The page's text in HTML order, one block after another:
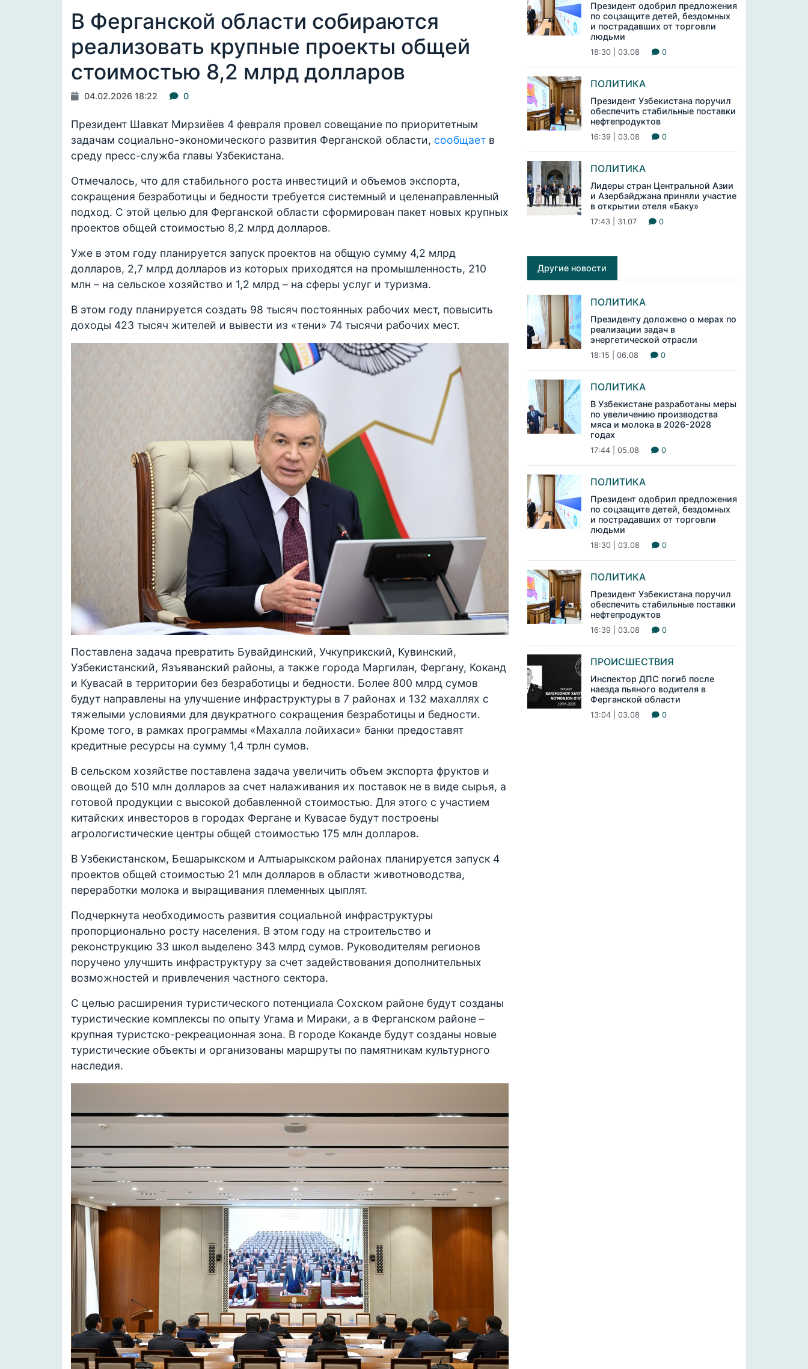
В Ферганской области собираются
реализовать крупные проекты общей
стоимостью 8,2 млрд долларов
04.02.2026 18:22 0
Президент Шавкат Мирзиёев 4 февраля провел совещание по приоритетным
задачам социально-экономического развития Ферганской области, сообщает в
среду пресс-служба главы Узбекистана.
Отмечалось, что для стабильного роста инвестиций и объемов экспорта,
сокращения безработицы и бедности требуется системный и целенаправленный
подход. С этой целью для Ферганской области сформирован пакет новых крупных
проектов общей стоимостью 8,2 млрд долларов.
Уже в этом году планируется запуск проектов на общую сумму 4,2 млрд
долларов, 2,7 млрд долларов из которых приходятся на промышленность, 210
млн – на сельское хозяйство и 1,2 млрд – на сферы услуг и туризма.
В этом году планируется создать 98 тысяч постоянных рабочих мест, повысить
доходы 423 тысяч жителей и вывести из «тени» 74 тысячи рабочих мест.
Поставлена задача превратить Бувайдинский, Учкуприкский, Кувинский,
Узбекистанский, Язъяванский районы, а также города Маргилан, Фергану, Коканд
и Кувасай в территории без безработицы и бедности. Более 800 млрд сумов
будут направлены на улучшение инфраструктуры в 7 районах и 132 махаллях с
тяжелыми условиями для двукратного сокращения безработицы и бедности.
Кроме того, в рамках программы «Махалла лойихаси» банки предоставят
кредитные ресурсы на сумму 1,4 трлн сумов.
В сельском хозяйстве поставлена задача увеличить объем экспорта фруктов и
овощей до 510 млн долларов за счет налаживания их поставок не в виде сырья, а
готовой продукции с высокой добавленной стоимостью. Для этого с участием
китайских инвесторов в городах Фергане и Кувасае будут построены
агрологистические центры общей стоимостью 175 млн долларов.
В Узбекистанском, Бешарыкском и Алтыарыкском районах планируется запуск 4
проектов общей стоимостью 21 млн долларов в области животноводства,
переработки молока и выращивания племенных цыплят.
Подчеркнута необходимость развития социальной инфраструктуры
пропорционально росту населения. В этом году на строительство и
реконструкцию 33 школ выделено 343 млрд сумов. Руководителям регионов
поручено улучшить инфраструктуру за счет задействования дополнительных
возможностей и привлечения частного сектора.
С целью расширения туристического потенциала Сохском районе будут созданы
туристические комплексы по опыту Угама и Мираки, а в Ферганском районе –
крупная туристско-рекреационная зона. В городе Коканде будут созданы новые
туристические объекты и организованы маршруты по памятникам культурного
наследия.
Президент одобрил предложения
по соцзащите детей, бездомных
и пострадавших от торговли
людьми
18:30 | 03.08 0
ПОЛИТИКА
Президент Узбекистана поручил
обеспечить стабильные поставки
нефтепродуктов
16:39 | 03.08 0
ПОЛИТИКА
Лидеры стран Центральной Азии
и Азербайджана приняли участие
в открытии отеля «Баку»
17:43 | 31.07 0
Другие новости
ПОЛИТИКА
Президенту доложено о мерах по
реализации задач в
энергетической отрасли
18:15 | 06.08 0
ПОЛИТИКА
В Узбекистане разработаны меры
по увеличению производства
мяса и молока в 2026-2028
годах
17:44 | 05.08 0
ПОЛИТИКА
Президент одобрил предложения
по соцзащите детей, бездомных
и пострадавших от торговли
людьми
18:30 | 03.08 0
ПОЛИТИКА
Президент Узбекистана поручил
обеспечить стабильные поставки
нефтепродуктов
16:39 | 03.08 0
ПРОИСШЕСТВИЯ
Инспектор ДПС погиб после
наезда пьяного водителя в
Ферганской области
13:04 | 03.08 0